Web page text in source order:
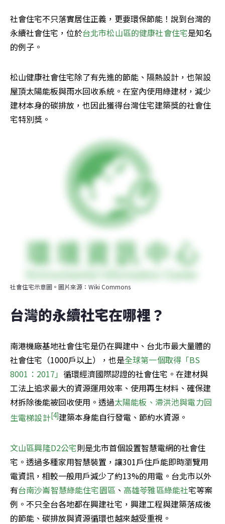
社會住宅不只落實居住正義，更要環保節能！說到台灣的
永續社會住宅，位於台北市松山區的健康社會住宅是知名
的例子。
松山健康社會住宅除了有先進的節能、隔熱設計，也架設
屋頂太陽能板與雨水回收系統。在室內使用綠建材，減少
建材本身的碳排放，也因此獲得台灣住宅建築獎的社會住
宅特別獎。
社會住宅示意圖。圖片來源：Wiki Commons
台灣的永續社宅在哪裡？
南港機廠基地社會住宅是仍在興建中、台北市最大量體的
社會住宅（1000戶以上），也是全球第一個取得「BS
8001：2017」 循環經濟國際認證的社會住宅。在建材與
工法上追求最大的資源運用效率、使用再生材料、確保建
材拆除後能被回收使用。透過太陽能板、滯洪池與電力回
生電梯設計[4]建築本身能自行發電、節約水資源。
文山區興隆D2公宅則是北市首個設置智慧電網的社會住
宅。透過多種家用智慧裝置，讓301戶住戶能即時瀏覽用
電資訊，相較一般用戶減少了約13%的用電。台北市以外
有台南沙崙智慧綠能住宅園區 、 高雄苓雅區綠能社宅等案
例。不只全台各地都在興建社宅，興建工程與建築落成後
的節能、碳排放與資源循環也越來越受重視。